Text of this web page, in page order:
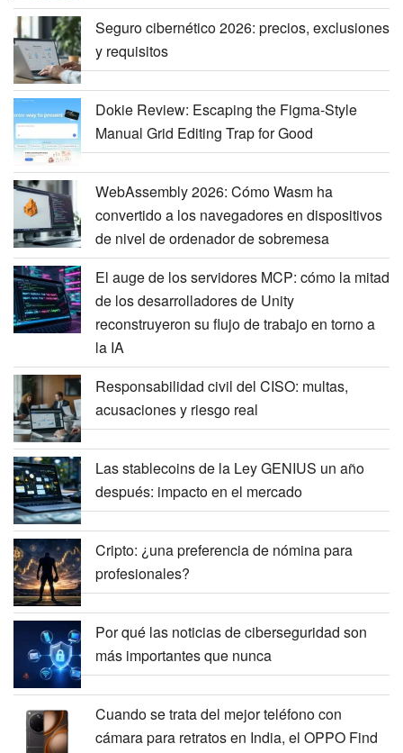
Seguro cibernético 2026: precios, exclusiones
y requisitos
Dokie Review: Escaping the Figma-Style
Manual Grid Editing Trap for Good
WebAssembly 2026: Cómo Wasm ha
convertido a los navegadores en dispositivos
de nivel de ordenador de sobremesa
El auge de los servidores MCP: cómo la mitad
de los desarrolladores de Unity
reconstruyeron su flujo de trabajo en torno a
la IA
Responsabilidad civil del CISO: multas,
acusaciones y riesgo real
Las stablecoins de la Ley GENIUS un año
después: impacto en el mercado
Cripto: ¿una preferencia de nómina para
profesionales?
Por qué las noticias de ciberseguridad son
más importantes que nunca
Cuando se trata del mejor teléfono con
cámara para retratos en India, el OPPO Find